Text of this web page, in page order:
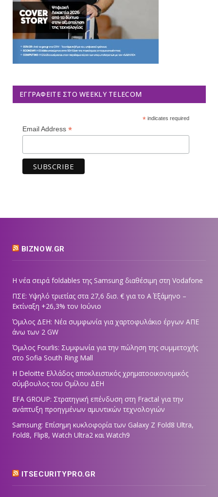
ΕΓΓΡΑΦΕΊΤΕ ΣΤΟ WEEKLY TELECOM
*indicates required
Email Address *
BIZNOW.GR
Η νέα σειρά foldables της Samsung διαθέσιμη στη Vodafone
ΠΣΕ: Υψηλό τριετίας στα 27,6 δισ. € για το Α΄ Εξάμηνο –
Εκτίναξη +26,3% τον Ιούνιο
Όμιλος ΔΕΗ: Νέα συμφωνία για χαρτοφυλάκιο έργων ΑΠΕ
άνω των 2 GW
Όμιλος Fourlis: Συμφωνία για την πώληση της συμμετοχής
στο Sofia South Ring Mall
Η Deloitte Ελλάδος αποκλειστικός χρηματοοικονομικός
σύμβουλος του Ομίλου ΔΕΗ
EFA GROUP: Στρατηγική επένδυση στη Fractal για την
ανάπτυξη προηγμένων αμυντικών τεχνολογιών
Samsung: Επίσημη κυκλοφορία των Galaxy Z Fold8 Ultra,
Fold8, Flip8, Watch Ultra2 και Watch9
ITSECURITYPRO.GR